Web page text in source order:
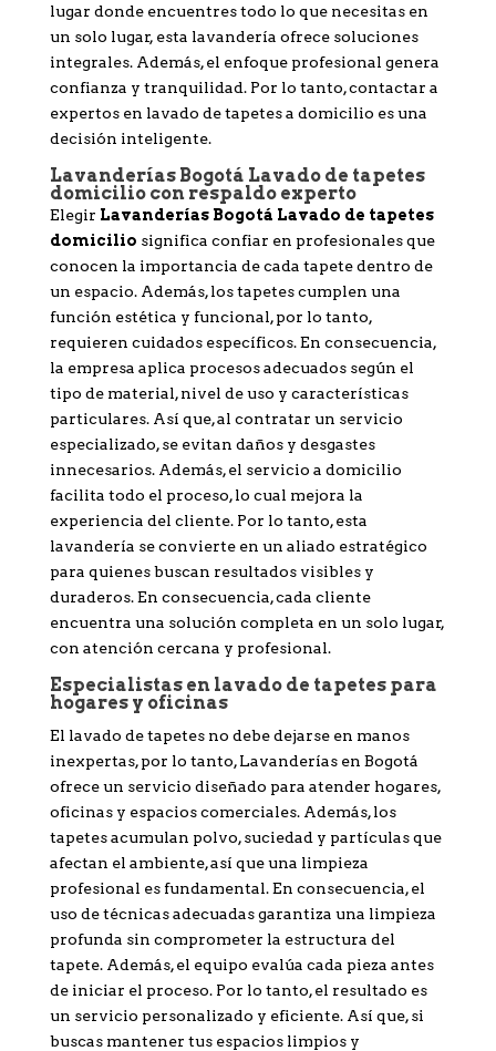
lugar donde encuentres todo lo que necesitas en
un solo lugar, esta lavandería ofrece soluciones
integrales. Además, el enfoque profesional genera
confianza y tranquilidad. Por lo tanto, contactar a
expertos en lavado de tapetes a domicilio es una
decisión inteligente.
Lavanderías Bogotá Lavado de tapetes
domicilio con respaldo experto
Elegir Lavanderías Bogotá Lavado de tapetes
domicilio significa confiar en profesionales que
conocen la importancia de cada tapete dentro de
un espacio. Además, los tapetes cumplen una
función estética y funcional, por lo tanto,
requieren cuidados específicos. En consecuencia,
la empresa aplica procesos adecuados según el
tipo de material, nivel de uso y características
particulares. Así que, al contratar un servicio
especializado, se evitan daños y desgastes
innecesarios. Además, el servicio a domicilio
facilita todo el proceso, lo cual mejora la
experiencia del cliente. Por lo tanto, esta
lavandería se convierte en un aliado estratégico
para quienes buscan resultados visibles y
duraderos. En consecuencia, cada cliente
encuentra una solución completa en un solo lugar,
con atención cercana y profesional.
Especialistas en lavado de tapetes para
hogares y oficinas
El lavado de tapetes no debe dejarse en manos
inexpertas, por lo tanto, Lavanderías en Bogotá
ofrece un servicio diseñado para atender hogares,
oficinas y espacios comerciales. Además, los
tapetes acumulan polvo, suciedad y partículas que
afectan el ambiente, así que una limpieza
profesional es fundamental. En consecuencia, el
uso de técnicas adecuadas garantiza una limpieza
profunda sin comprometer la estructura del
tapete. Además, el equipo evalúa cada pieza antes
de iniciar el proceso. Por lo tanto, el resultado es
un servicio personalizado y eficiente. Así que, si
buscas mantener tus espacios limpios y